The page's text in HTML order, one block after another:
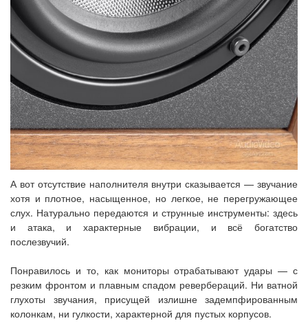
А вот отсутствие наполнителя внутри сказывается — звучание
хотя и плотное, насыщенное, но легкое, не перегружающее
слух. Натурально передаются и струнные инструменты: здесь
и атака, и характерные вибрации, и всё богатство
послезвучий.
Понравилось и то, как мониторы отрабатывают удары — с
резким фронтом и плавным спадом ревербераций. Ни ватной
глухоты звучания, присущей излишне задемпфированным
колонкам, ни гулкости, характерной для пустых корпусов.